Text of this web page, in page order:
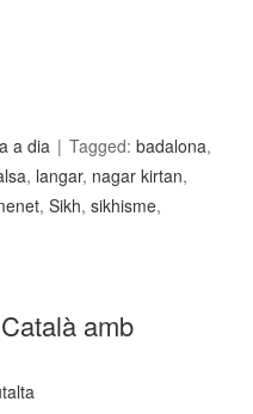
a dia Tagged:badalona,
, langar, nagar kirtan,
,Sikh,sikhisme,
amb